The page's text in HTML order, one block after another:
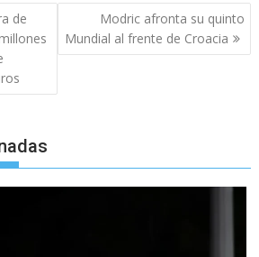
de
Modric afronta su quinto
Mundial al frente de Croacia